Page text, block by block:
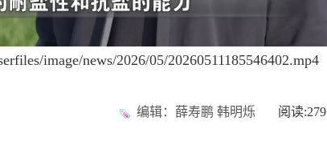
image/news/2026/05/20260511185546402.mp4
编辑：薛寿鹏 韩明烁 阅读:279